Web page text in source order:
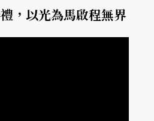
，以光為馬啟程無界